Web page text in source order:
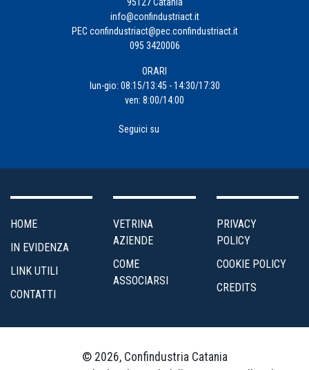
info@confindustriact.it
PEC confindustriact@pec.confindustriact.it
095 3420006
ORARI
lun-gio: 08:15/13:45 - 14:30/17:30
ven: 8:00/14:00
Seguici su
HOME
IN EVIDENZA
LINK UTILI
CONTATTI
VETRINA
AZIENDE
COME
ASSOCIARSI
PRIVACY
POLICY
COOKIE POLICY
CREDITS
© 2026, Confindustria Catania